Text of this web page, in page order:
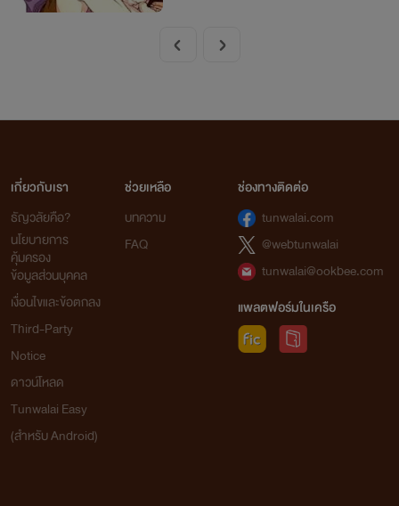
เกี่ยวกับเรา
ธัญวลัยคือ?
นโยบายการ
คุ้มครอง
ข้อมูลส่วนบุคคล
เงื่อนไขและข้อตกลง
Third-Party
Notice
ดาวน์โหลด
Tunwalai Easy
(สำหรับ Android)
ช่วยเหลือ
บทความ
FAQ
ช่องทางติดต่อ
tunwalai.com
@webtunwalai
tunwalai@ookbee.com
แพลตฟอร์มในเครือ